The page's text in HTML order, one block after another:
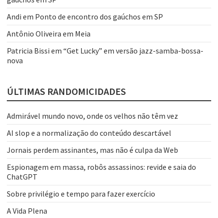
Andi em Ponto de encontro dos gaúchos em SP
Antônio Oliveira em Meia
Patricia Bissi em “Get Lucky” em versão jazz-samba-bossa-
nova
ÚLTIMAS RANDOMICIDADES
Admirável mundo novo, onde os velhos não têm vez
AI slop e a normalização do conteúdo descartável
Jornais perdem assinantes, mas não é culpa da Web
Espionagem em massa, robôs assassinos: revide e saia do
ChatGPT
Sobre privilégio e tempo para fazer exercício
A Vida Plena